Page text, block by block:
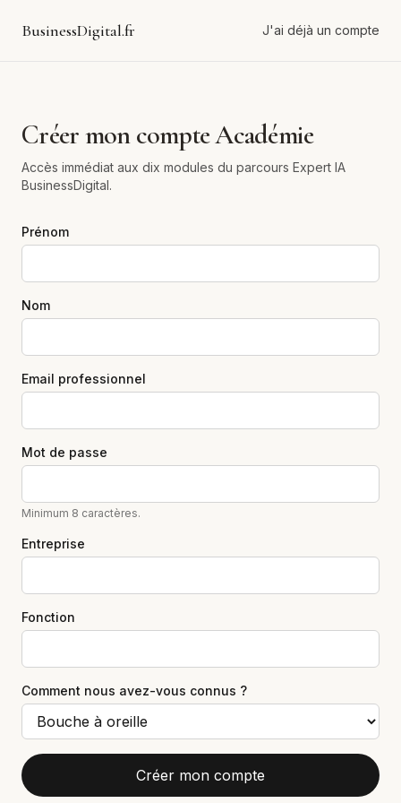
BusinessDigital.fr J'ai déjà un compte
Créer mon compte Académie
Accès immédiat aux dix modules du parcours Expert IA
BusinessDigital.
Prénom
Nom
Email professionnel
Mot de passe
Minimum 8 caractères.
Entreprise
Fonction
Comment nous avez-vous connus ?
Créer mon compte